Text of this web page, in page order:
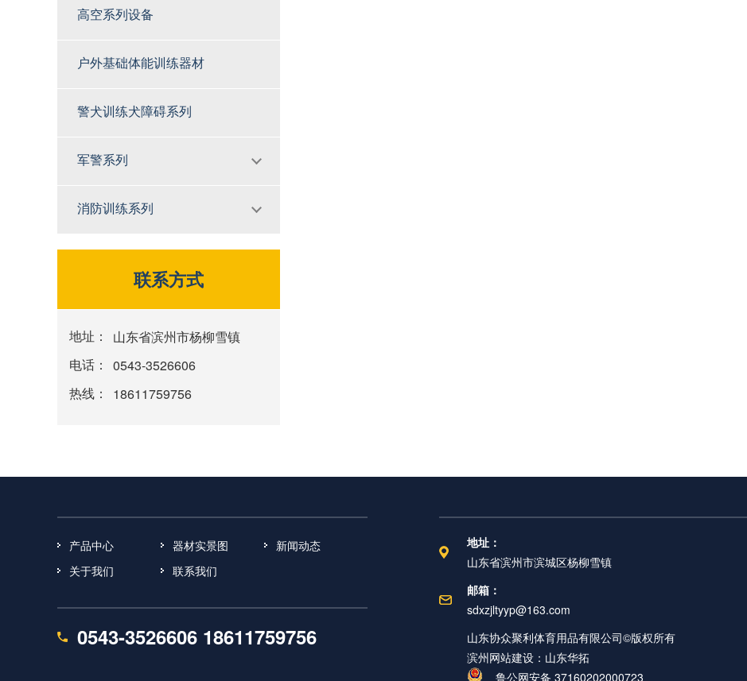
高空系列设备
户外基础体能训练器材
警犬训练犬障碍系列
军警系列
消防训练系列
联系方式
地址：
山东省滨州市杨柳雪镇
电话：
0543-3526606
热线：
18611759756
产品中心 器材实景图
新闻动态
关于我们
联系我们
0543-3526606 18611759756
地址：
山东省滨州市滨城区杨柳雪镇
邮箱：
sdxzjltyyp@163.com
山东协众聚利体育用品有限公司©版权所有
滨州网站建设：山东华拓
鲁公网安备 37160202000723